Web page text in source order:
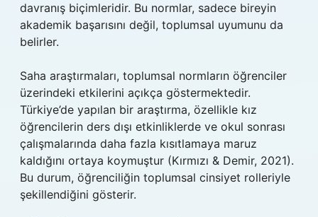
davranış biçimleridir. Bu normlar, sadece bireyin
akademik başarısını değil, toplumsal uyumunu da
belirler.
Saha araştırmaları, toplumsal normların öğrenciler
üzerindeki etkilerini açıkça göstermektedir.
Türkiye’de yapılan bir araştırma, özellikle kız
öğrencilerin ders dışı etkinliklerde ve okul sonrası
çalışmalarında daha fazla kısıtlamaya maruz
kaldığını ortaya koymuştur (Kırmızı & Demir, 2021).
Bu durum, öğrenciliğin toplumsal cinsiyet rolleriyle
şekillendiğini gösterir.